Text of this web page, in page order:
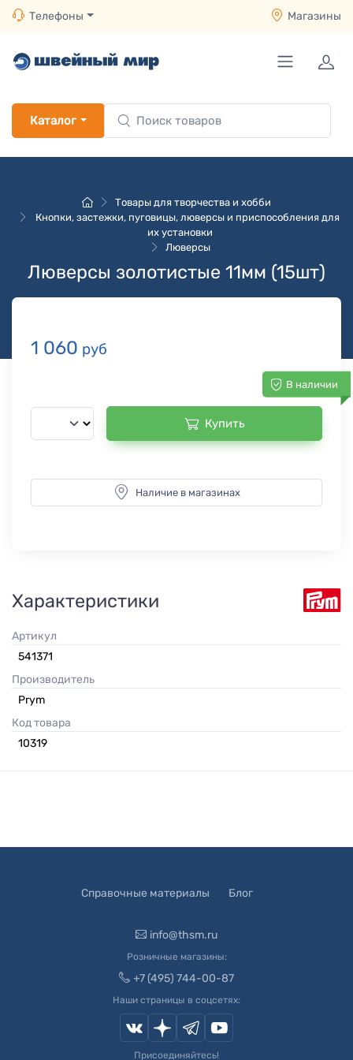
Телефоны Магазины
Каталог
Товары для творчества и хобби
Кнопки, застежки, пуговицы, люверсы и приспособления для
их установки
Люверсы
Люверсы золотистые 11мм (15шт)
1 060 руб
В наличии
Купить
Наличие в магазинах
Характеристики
Артикул
541371
Производитель
Prym
Код товара
10319
Справочные материалы Блог
info@thsm.ru
Розничные магазины:
+7 (495) 744-00-87
Наши страницы в соцсетях:
Присоединяйтесь!